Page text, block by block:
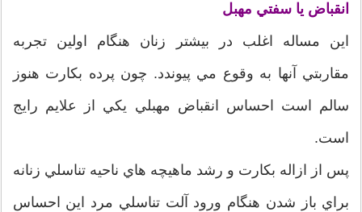
انقباض يا سفتي مهبل
اين مساله اغلب در بيشتر زنان هنگام اولين تجربه
مقاربتي آنها به وقوع مي پيوندد. چون پرده بكارت هنوز
سالم است احساس انقباض مهبلي يكي از علايم رايج
است.
پس از ازاله بكارت و رشد ماهيچه هاي ناحيه تناسلي زنانه
براي باز شدن هنگام ورود آلت تناسلي مرد اين احساس